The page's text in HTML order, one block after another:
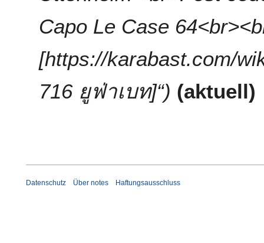
Capo Le Case
[https://karabast.com/
716 ยูฟ่าเบท]“
aktuell
Datenschutz Über notes Haftungsausschluss